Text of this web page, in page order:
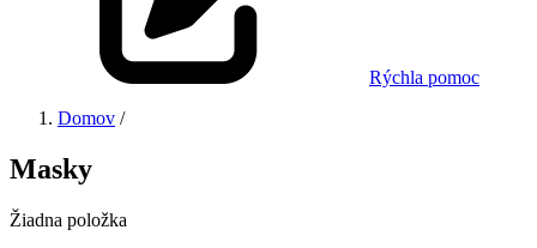
Rýchla pomoc
Domov /
Masky
Žiadna položka